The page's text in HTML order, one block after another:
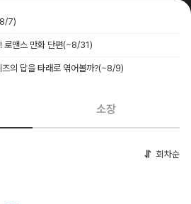
7)
로맨스 만화 단편(~8/31)
의 답을 타래로 엮어볼까?(~8/9)
소장
회차순